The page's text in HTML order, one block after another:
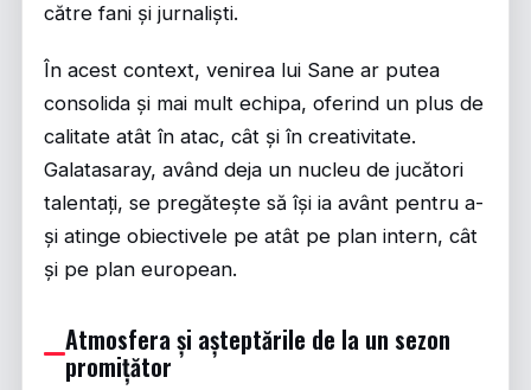
către fani și jurnaliști.
În acest context, venirea lui Sane ar putea
consolida și mai mult echipa, oferind un plus de
calitate atât în atac, cât și în creativitate.
Galatasaray, având deja un nucleu de jucători
talentați, se pregătește să își ia avânt pentru a-
și atinge obiectivele pe atât pe plan intern, cât
și pe plan european.
Atmosfera și așteptările de la un sezon
promițător